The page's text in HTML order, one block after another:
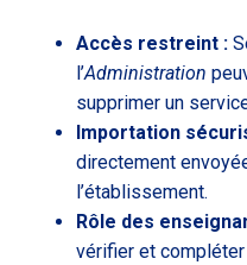
Accès restreint :
l’Administration
supprimer un
Importation
directement
l’établissement.
Rôle des
vérifier et